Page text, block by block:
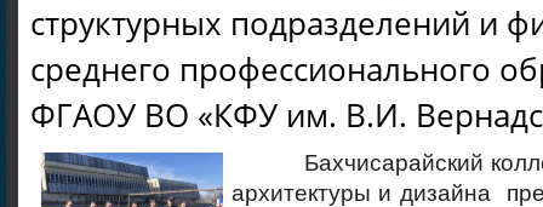
структурных подразделений и
среднего профессионального
ФГАОУ ВО «КФУ им. В.И.
Бахчисарайский
архитектуры и дизайна